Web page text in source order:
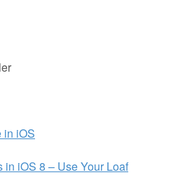
in iOS
iOS 8 – Use Your Loaf